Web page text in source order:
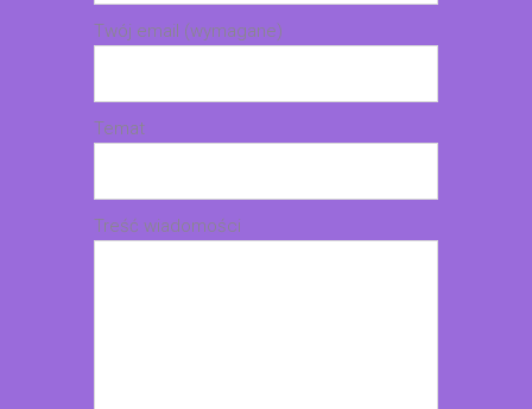
Twój email (wymagane)
Temat
Treść wiadomości